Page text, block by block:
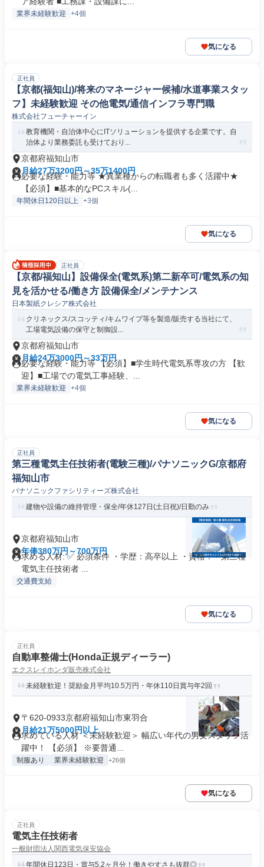
業界未経験歓迎 +4個
気になる
正社員
【京都(福知山)/将来のマネージャー候補/水道事業スタッ
フ】未経験歓迎 その他電気/通信インフラ専門職
株式会社フューチャーイン
教育機関・自治体中心にITソリューションを提供する企業です。自
治体より業務委託も受けており...
京都府福知山市
月給27万3200円～35万1400円
必要な経験・能力等 ★異業種からの転職者も多く活躍中★
【必須】■基本的なPCスキル(...
年間休日120日以上 +3個
気になる
正社員
【京都/福知山】設備保全(電気系)第二新卒可/電気系の知
見を活かせる/働き方 設備保全/メンテナンス
日本製紙クレシア株式会社
クリネックス/スコッティ/キムワイプ等を製造/販売する当社にて、
工場電気設備の保守と制御設...
京都府福知山市
月給24万3000円～33万円
必要な経験・能力等 【必須】■学生時代電気系専攻の方 【歓
迎】■工場での電気工事経験、...
業界未経験歓迎 +4個
気になる
正社員
第三種電気主任技術者(電験三種)/パナソニックG/京都府
福知山市
パナソニックファシリティーズ株式会社
建物や設備の維持管理・保全/年休127日(土日祝)/日勤のみ
京都府福知山市
年俸380万円～700万円
求める人材: ✅ 必須条件 ・学歴：高卒以上 ・資格： - 第三種
電気主任技術者 ...
交通費支給
気になる
正社員
自動車整備士(Honda正規ディーラー)
エクスレイホンダ販売株式会社
未経験歓迎！奨励金月平均10.5万円・年休110日賞与年2回
〒620-0933京都府福知山市東羽合
月給21万5000円以上
求めている人材 ＜未経験歓迎＞ 幅広い年代の男女スタッフ活
躍中！ 【必須】 ※要普通...
制服あり 業界未経験歓迎 +26個
気になる
正社員
電気主任技術者
一般財団法人関西電気保安協会
年間休日123日・賞与5.2ヶ月分！働きやすさも抜群◎